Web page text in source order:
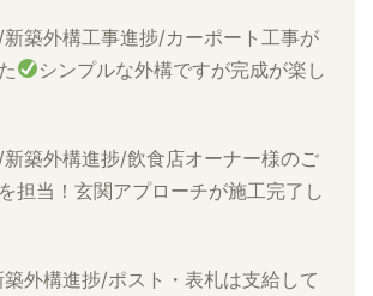
築外構工事進捗/カーポート工事が
シンプルな外構ですが完成が楽し
築外構進捗/飲食店オーナー様のご
担当！玄関アプローチが施工完了し
外構進捗/ポスト・表札は支給して